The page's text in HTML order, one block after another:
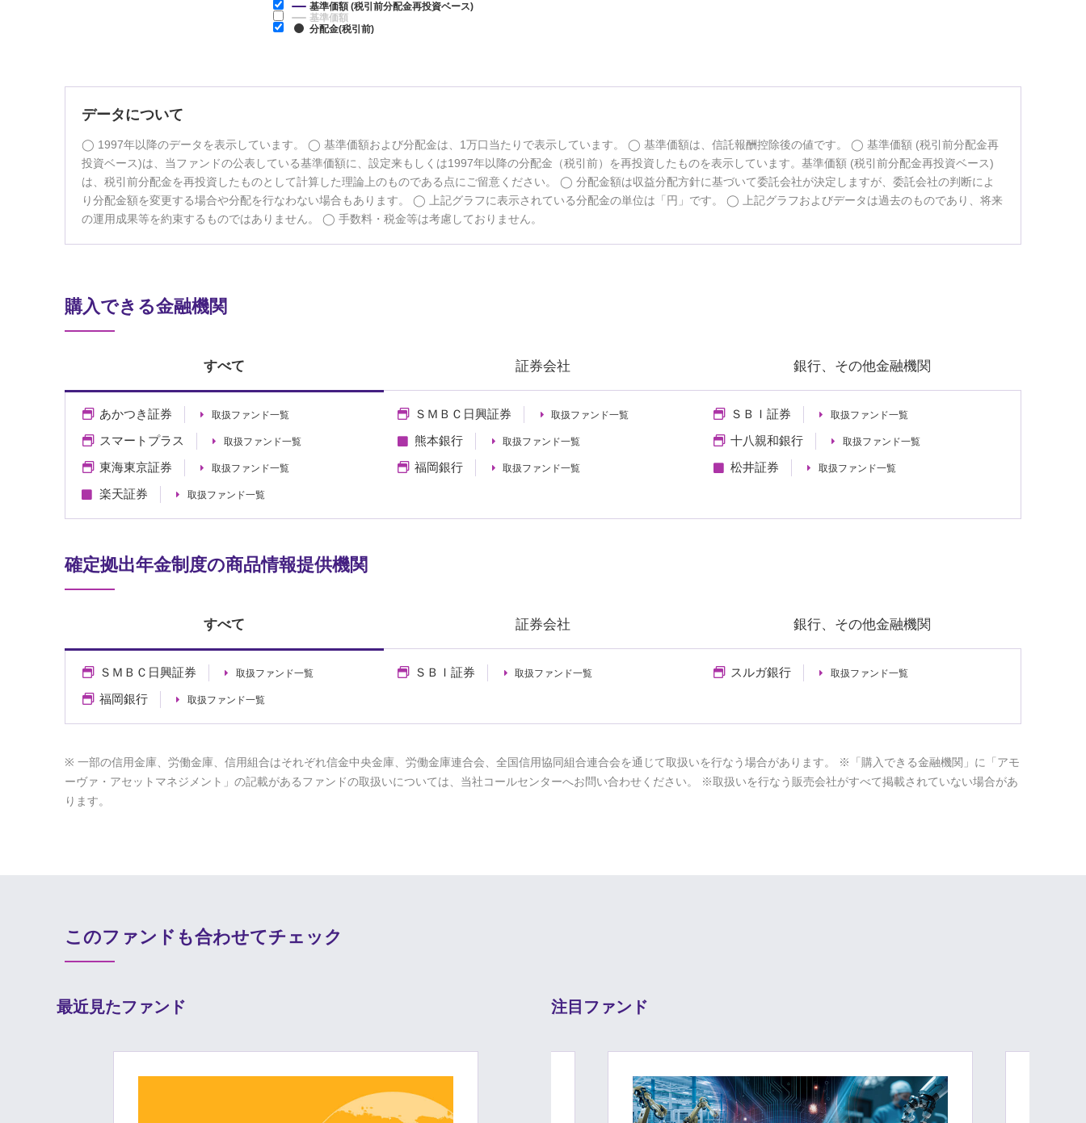
基準価額 (税引前分配金再投資ベース)
基準価額
分配金(税引前)
データについて
1997年以降のデータを表示しています。 基準価額および分配金は、1万口当たりで表示しています。 基準価額は、信託報酬控除後の値です。
基準価額 (税引前分配金再
投資ベース)は、当ファンドの公表している基準価額に、設定来もしくは1997年以降の分配金（税引前）を再投資したものを表示しています。基準価額 (税引前分配金再投資ベース)
は、税引前分配金を再投資したものとして計算した理論上のものである点にご留意ください。
分配金額は収益分配方針に基づいて委託会社が決定しますが、委託会社の判断によ
り分配金額を変更する場合や分配を行なわない場合もあります。
上記グラフに表示されている分配金の単位は「円」です。
上記グラフおよびデータは過去のものであり、将来
の運用成果等を約束するものではありません。
手数料・税金等は考慮しておりません。
購入できる金融機関
すべて 証券会社 銀行、その他金融機関
あかつき証券 取扱ファンド一覧 ＳＭＢＣ日興証券 取扱ファンド一覧 ＳＢＩ証券 取扱ファンド一覧
スマートプラス 取扱ファンド一覧 熊本銀行 取扱ファンド一覧 十八親和銀行 取扱ファンド一覧
東海東京証券 取扱ファンド一覧 福岡銀行 取扱ファンド一覧 松井証券 取扱ファンド一覧
楽天証券 取扱ファンド一覧
確定拠出年金制度の商品情報提供機関
すべて 証券会社 銀行、その他金融機関
ＳＭＢＣ日興証券 取扱ファンド一覧 ＳＢＩ証券 取扱ファンド一覧 スルガ銀行 取扱ファンド一覧
福岡銀行 取扱ファンド一覧
一部の信用金庫、労働金庫、信用組合はそれぞれ信金中央金庫、労働金庫連合会、全国信用協同組合連合会を通じて取扱いを行なう場合があります。 ※「購入できる金融機関」に「アモ
ーヴァ・アセットマネジメント」の記載があるファンドの取扱いについては、当社コールセンターへお問い合わせください。 ※取扱いを行なう販売会社がすべて掲載されていない場合があ
ります。
このファンドも合わせてチェック
最近見たファンド 注目ファンド